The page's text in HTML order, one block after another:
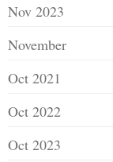
Nov 2023
November
Oct 2021
Oct 2022
Oct 2023